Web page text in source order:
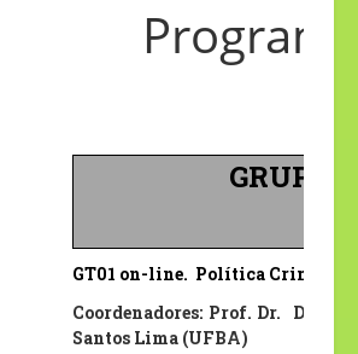
GT01 on-line. Política Criminal
Coordenadores: Prof. Dr.
Santos Lima (UFBA)